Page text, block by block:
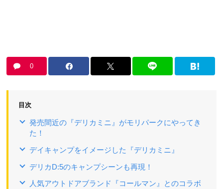
0
目次
発売間近の『デリカミニ』がモリパークにやってき
た！
デイキャンプをイメージした『デリカミニ』
デリカD:5のキャンプシーンも再現！
人気アウトドアブランド『コールマン』とのコラボ